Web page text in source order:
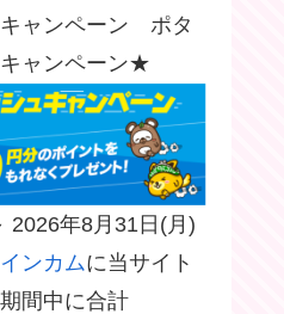
ャンペーン ポタ
ャンペーン★
2026年8月31日(月)
ンカムに当サイト
間中に合計